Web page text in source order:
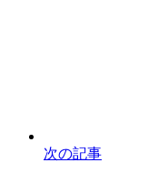
次の記事